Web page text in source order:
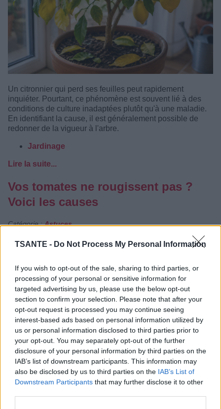
TSANTE - Do Not Process My Personal Information
If you wish to opt-out of the sale, sharing to third parties, or
processing of your personal or sensitive information for
targeted advertising by us, please use the below opt-out
section to confirm your selection. Please note that after your
opt-out request is processed you may continue seeing
interest-based ads based on personal information utilized by
us or personal information disclosed to third parties prior to
your opt-out. You may separately opt-out of the further
disclosure of your personal information by third parties on the
IAB’s list of downstream participants. This information may
also be disclosed by us to third parties on the IAB’s List of
Downstream Participants that may further disclose it to other
Un citronnier qui perd ses feuilles peut rapidement
inquiéter. Pourtant, ce phénomène est souvent lié à des
conditions de culture inadaptées plutôt qu'à une maladie.
En identifiant la cause, il est généralement possible de
redonner de la vigueur à l'arbre.
Jardinage
Lire la suite...
Vos tomates ne rougissent pas ?
Voici les causes
Catégorie :Astuces
Vous attendez avec impatience de récolter vos tomates,
mais elles restent vertes malgré les semaines qui passent